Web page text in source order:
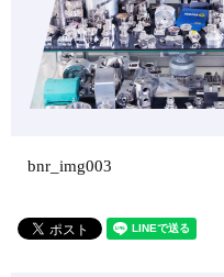
bnr_img003